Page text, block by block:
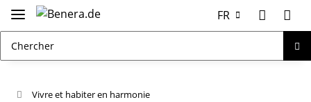
FR
Vivre et habiter en harmonie